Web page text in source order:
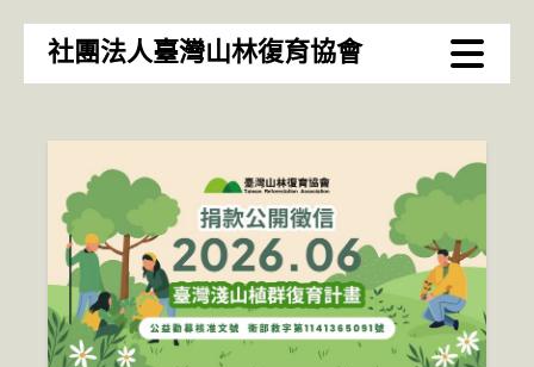
Skip社團法人臺灣山林復育協會